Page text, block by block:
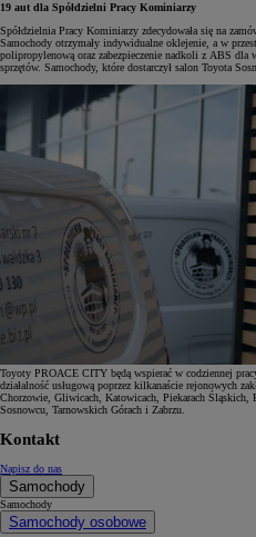
19 aut dla Spółdzielni Pracy Kominiarzy
Spółdzielnia Pracy Kominiarzy zdecydowała się na
Samochody otrzymały indywidualne oklejenie, a w
polipropylenową oraz zabezpieczenie nadkoli z ABS dla
sprzętów. Samochody, które dostarczył salon Toyota
Toyoty PROACE CITY będą wspierać w codziennej
działalność usługową poprzez kilkanaście rejonowych
Chorzowie, Gliwicach, Katowicach, Piekarach
Sosnowcu, Tarnowskich Górach i Zabrzu.
Kontakt
Napisz do nas
Samochody
Samochody
Samochody osobowe